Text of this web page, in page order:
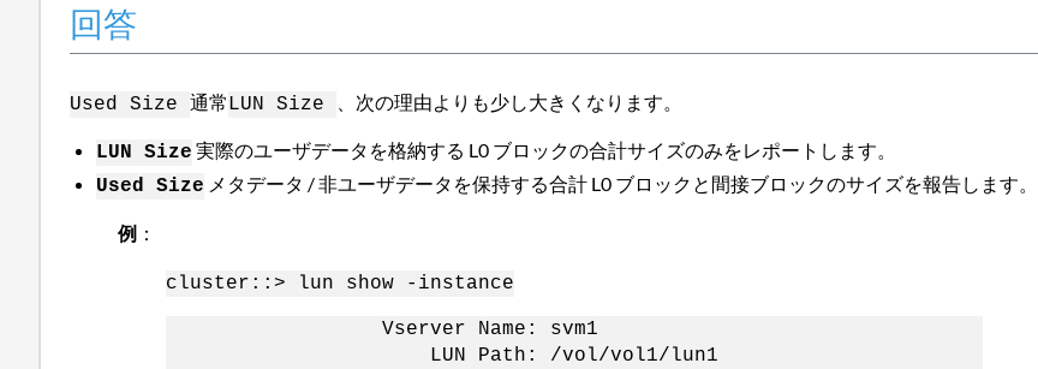
回答
Used Size 通常LUN Size 、次の理由よりも少し大きくなります。
LUN Size 実際のユーザデータを格納する L0 ブロックの合計サイズのみをレポートします。
Used Size メタデータ / 非ユーザデータを保持する合計 L0 ブロックと間接ブロックのサイズを報告します。
例 ：
cluster::> lun show -instance
Vserver Name: svm1
LUN Path: /vol/vol1/lun1